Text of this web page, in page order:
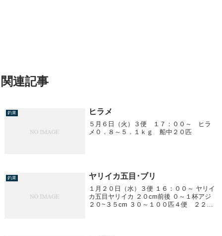
関連記事
釣果 ヒラメ
５月６日（火）３便 １７：００～ ヒラ
メ０．８～５．１ｋｇ 船中２０匹
釣果 ヤリイカ五目･ブリ
１月２０日（水）３便 １６：００～ ヤリイ
カ五目ヤリイカ ２０cm前後 ０～１杯アジ
２０~３５cm ３０～１００匹４便 ２２：